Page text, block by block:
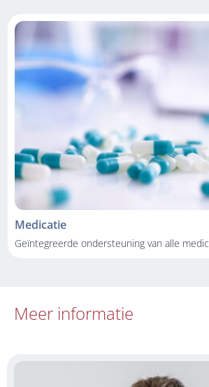
Medicatie
Geïntegreerde ondersteuning van alle
Meer informatie